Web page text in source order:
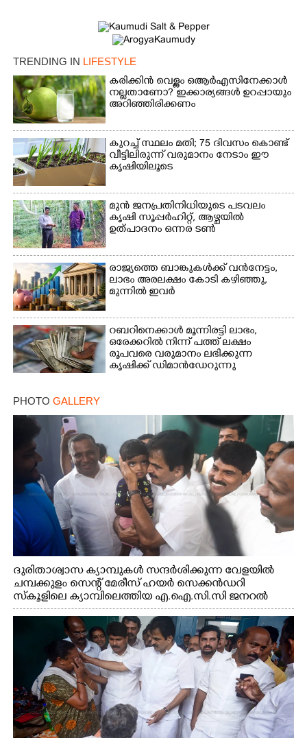
TRENDING IN LIFESTYLE
കരിക്കിൻ വെള്ളം ഒആർഎസിനേക്കാൾ
നല്ലതാണോ? ഇക്കാര്യങ്ങൾ ഉറപ്പായും
അറിഞ്ഞിരിക്കണം
കുറച്ച് സ്ഥലം മതി; 75 ദിവസം കൊണ്ട്
വീട്ടിലിരുന്ന് വരുമാനം നേടാം ഈ
കൃഷിയിലൂടെ
മുൻ ജനപ്രതിനിധിയുടെ പടവലം
കൃഷി സൂപ്പർഹിറ്റ്,​ ആഴ്ചയിൽ
ഉത്പാദനം ഒന്നര ടൺ
രാജ്യത്തെ ബാങ്കുകൾക്ക് വൻനേട്ടം,​
ലാഭം അരലക്ഷം കോടി കഴിഞ്ഞു,​
മുന്നിൽ ഇവർ
റബറിനെക്കാൾ മൂന്നിരട്ടി ലാഭം,​
ഒരേക്കറിൽ നിന്ന് പത്ത് ലക്ഷം
രൂപവരെ വരുമാനം ലഭിക്കുന്ന
കൃഷിക്ക് ഡിമാൻഡേറുന്നു
PHOTO GALLERY
ദുരിതാശ്വാസ ക്യാമ്പുകൾ സന്ദർശിക്കുന്ന വേളയിൽ
ചമ്പക്കുളം സെന്റ് മേരീസ് ഹയർ സെക്കൻഡറി
സ്കൂളിലെ ക്യാമ്പിലെത്തിയ എ.ഐ.സി.സി ജനറൽ
സെക്രട്ടറി കെ.സി വേണുഗോപാൽ എം.പി കുരുന്നിനെ
എടുത്ത് ലാളിച്ചപ്പോൾ. സഹകരണ-എക്സൈസ്
വകുപ്പ് മന്ത്രി എം. ലിജു, കൃഷിവകുപ്പ് മന്ത്രി ടി. സിദ്ദിഖ്,
റെജി ചെറിയാൻ എം. എൽ. എ എന്നിവർ സമീപം
Copy Link